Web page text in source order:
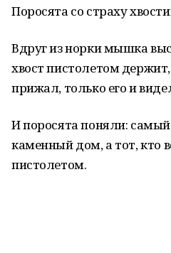
Поросята со страху
Вдруг из норки мышка
хвост пистолетом держит,
прижал, только его и
И поросята поняли:
каменный дом, а тот, кто
пистолетом.